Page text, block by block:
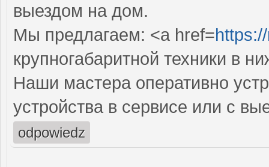
выездом на дом.
Мы предлагаем: <a href=
крупногабаритной техники в
Наши мастера оперативно
устройства в сервисе или с
odpowiedz